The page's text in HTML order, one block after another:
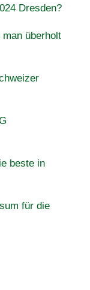
Dresden?
überholt
beste in
für die